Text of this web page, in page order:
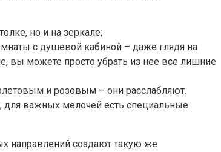
но и на зеркале;
с душевой кабиной – даже глядя на
вы можете просто убрать из нее все лишние
и розовым – они расслабляют.
для важных мелочей есть специальные
направлений создают такую же